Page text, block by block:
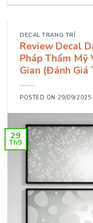
DECAL TRANG TRÍ
Review Decal
Pháp Thẩm Mỹ
Gian (Đánh Giá
POSTED ON 29/09/2025
29
Th9